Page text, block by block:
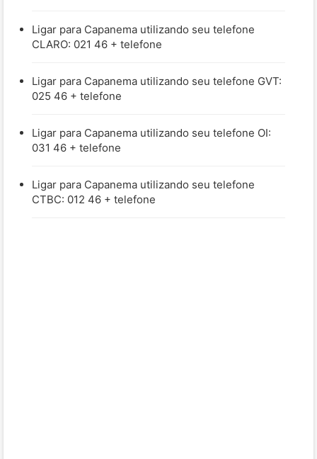
Ligar para Capanema utilizando seu telefone
CLARO: 021 46 + telefone
Ligar para Capanema utilizando seu telefone GVT:
025 46 + telefone
Ligar para Capanema utilizando seu telefone OI:
031 46 + telefone
Ligar para Capanema utilizando seu telefone
CTBC: 012 46 + telefone